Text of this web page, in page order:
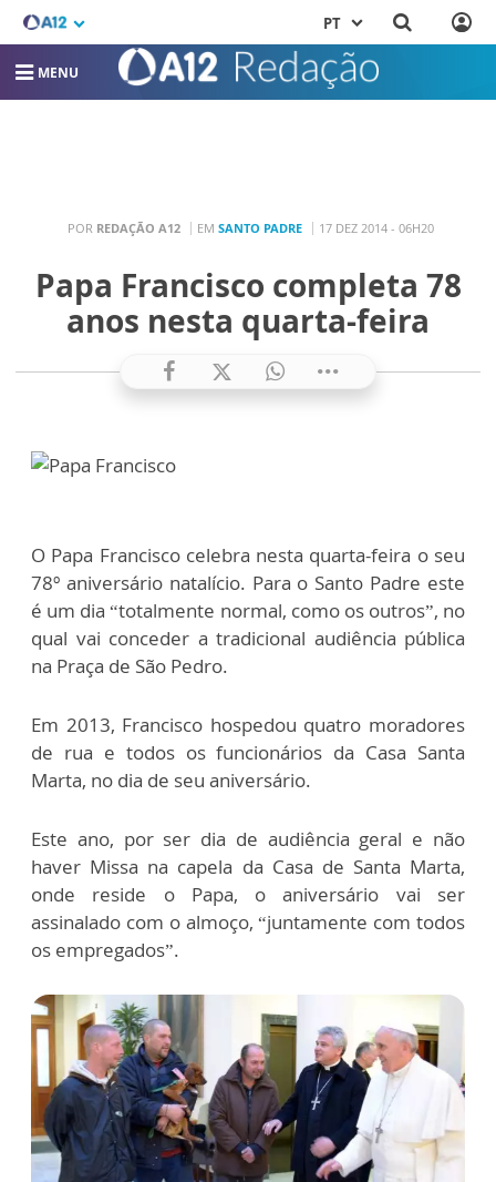
PT
MENU
POR REDAÇÃO A12 EM SANTO PADRE 17 DEZ 2014 - 06H20
Papa Francisco completa 78
anos nesta quarta-feira
O Papa Francisco celebra nesta quarta-feira o seu
78º aniversário natalício. Para o Santo Padre este
é um dia “totalmente normal, como os outros”, no
qual vai conceder a tradicional audiência pública
na Praça de São Pedro.
Em 2013, Francisco hospedou quatro moradores
de rua e todos os funcionários da Casa Santa
Marta, no dia de seu aniversário.
Este ano, por ser dia de audiência geral e não
haver Missa na capela da Casa de Santa Marta,
onde reside o Papa, o aniversário vai ser
assinalado com o almoço, “juntamente com todos
os empregados”.